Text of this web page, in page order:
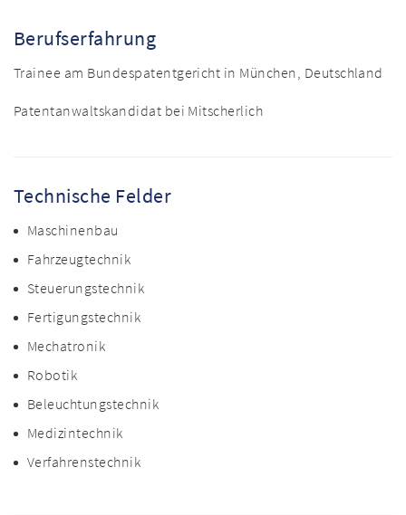
Berufserfahrung
Trainee am Bundespatentgericht in München, Deutschland
Patentanwaltskandidat bei Mitscherlich
Technische Felder
Maschinenbau
Fahrzeugtechnik
Steuerungstechnik
Fertigungstechnik
Mechatronik
Robotik
Beleuchtungstechnik
Medizintechnik
Verfahrenstechnik